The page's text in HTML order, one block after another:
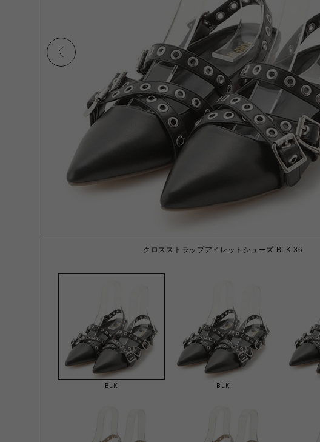
クロスストラップアイレットシューズ BLK 36
BLK BLK